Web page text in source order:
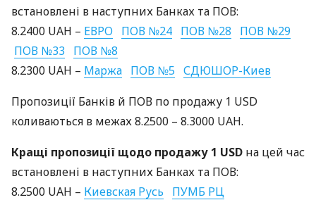
встановлені в наступних Банках та ПОВ:
8.2400 UAH – ЕВРО ПОВ №24 ПОВ №28 ПОВ №29
ПОВ №33 ПОВ №8
8.2300 UAH – Маржа ПОВ №5 СДЮШОР-Киев
Пропозиції Банків й ПОВ по продажу 1 USD
коливаються в межах 8.2500 – 8.3000 UAH.
Кращі пропозиції щодо продажу 1 USD на цей час
встановлені в наступних Банках та ПОВ:
8.2500 UAH – Киевская Русь ПУМБ РЦ